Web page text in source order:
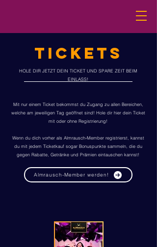
TICKETS
HOLE DIR JETZT DEIN TICKET UND SPARE ZEIT BEIM
EINLASS!
Mit nur einem Ticket bekommst du Zugang zu allen Bereichen,
welche am jeweiligen Tag geöffnet sind! Hole dir hier dein Ticket
mit oder ohne Registrierung!
Wenn du dich vorher als Almrausch-Member registrierst, kannst
du mit jedem Ticketkauf sogar Bonuspunkte sammeln, die du
gegen Rabatte, Getränke und Prämien eintauschen kannst!
Almrausch-Member werden!